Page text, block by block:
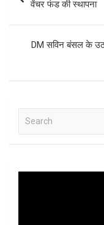
k
p
वेंचर फंड की स्थापना
DM सविन बंसल के
a